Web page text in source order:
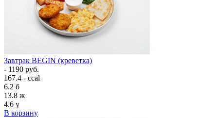
Завтрак BEGIN (креветка)
- 1190 руб.
167.4 - ccal
6.2 б
13.8 ж
4.6 у
В корзину